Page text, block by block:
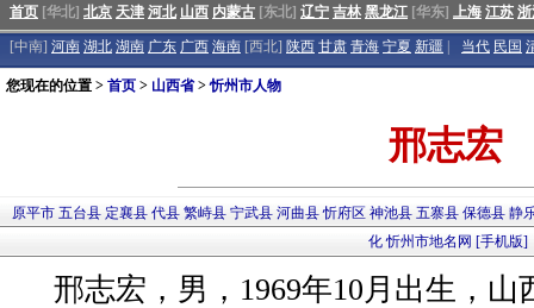
首页 [华北] 北京 天津 河北 山西 内蒙古 [东北] 辽宁 吉林 黑龙江 [华东] 上海 江苏
[中南] 河南 湖北 湖南 广东 广西 海南 [西北] 陕西 甘肃 青海 宁夏 新疆 当代 民国
您现在的位置 > 首页 > 山西省>忻州市人物
邢志宏
原平市 五台县 定襄县 代县 繁峙县 宁武县 河曲县 忻府区 神池县 五寨县 保德县 静
化 忻州市地名网 [手机版]
邢志宏，男，1969年10月出生，山